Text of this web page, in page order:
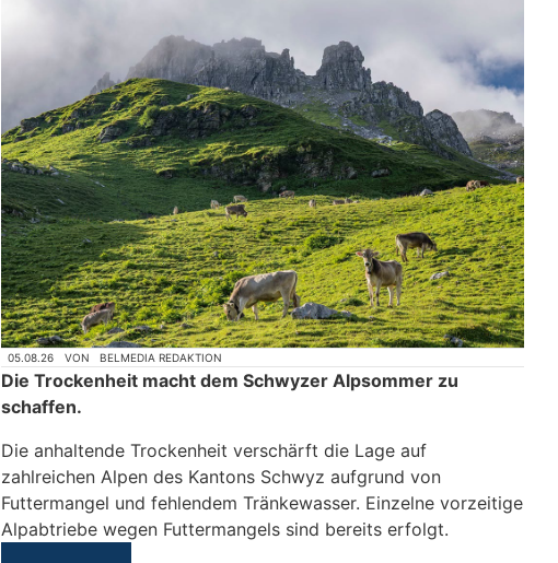
05.08.26 VON BELMEDIA REDAKTION
Die Trockenheit macht dem Schwyzer Alpsommer zu
schaffen.
Die anhaltende Trockenheit verschärft die Lage auf
zahlreichen Alpen des Kantons Schwyz aufgrund von
Futtermangel und fehlendem Tränkewasser. Einzelne vorzeitige
Alpabtriebe wegen Futtermangels sind bereits erfolgt.